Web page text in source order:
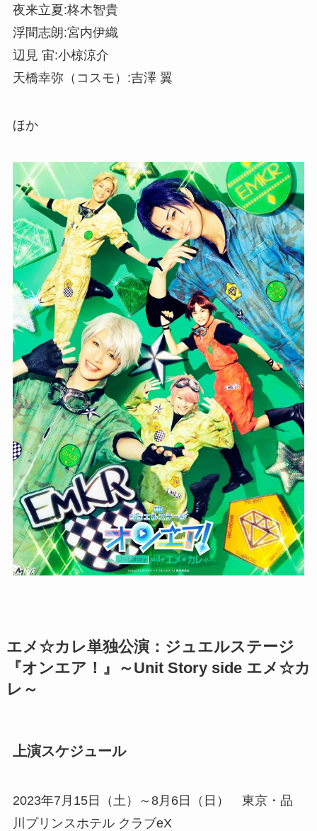
夜来立夏:柊木智貴
浮間志朗:宮内伊織
辺見 宙:小椋涼介
天橋幸弥（コスモ）:吉澤 翼
ほか
エメ☆カレ単独公演：ジュエルステージ
『オンエア！』～Unit Story side エメ☆カ
レ～
上演スケジュール
2023年7月15日（土）～8月6日（日） 東京・品
川プリンスホテル クラブeX